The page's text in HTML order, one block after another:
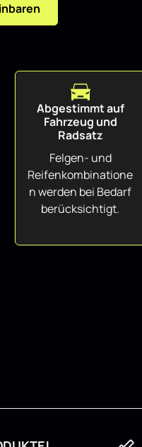
Abgestimmt auf
Fahrzeug und
Radsatz
Felgen- und
Reifenkombinatione
n werden bei Bedarf
berücksichtigt.